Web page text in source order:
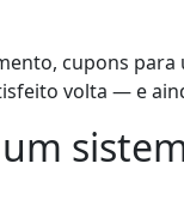
cupons
volta — e